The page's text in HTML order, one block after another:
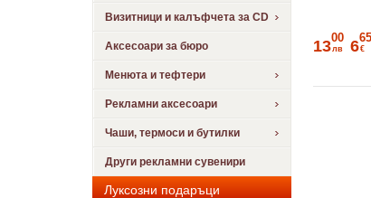
Визитници и калъфчета за CD
Аксесоари за бюро
Менюта и тефтери
Рекламни аксесоари
Чаши, термоси и бутилки
Други рекламни сувенири
Луксозни подаръци
1300
лв 665
€